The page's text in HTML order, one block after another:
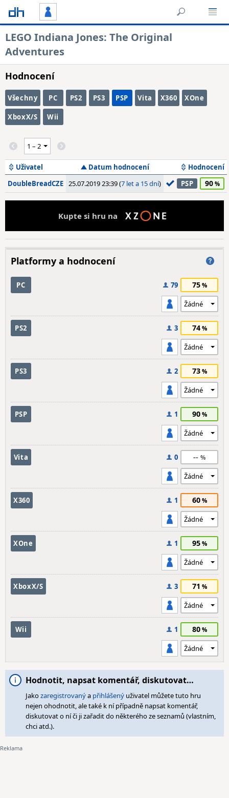
LEGO Indiana Jones: The Original
Adventures
Hodnocení
Všechny PC PS2 PS3 PSP Vita X360 XOne
XboxX/S Wii
Uživatel Datum hodnocení
Hodnocení
DoubleBreadCZE 25.07.2019 23:39 (7 let a 15 dní) PSP 90
Kupte si hru na
Platformy a hodnocení
PC 79 75
PS2 3 74
PS3 2 73
PSP 1 90
Vita 0 --
X360 1 60
XOne 1 95
XboxX/S 3 71
Wii 1 80
Hodnotit, napsat komentář, diskutovat…
Jakozaregistrovanýa přihlášený uživatel můžete tuto hru
nejen ohodnotit, ale také k ní případně napsat komentář,
diskutovat o ní či ji zařadit do některého ze seznamů (vlastním,
chci atd.).